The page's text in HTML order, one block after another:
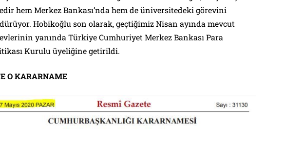
hem Merkez Bankası’nda hem de üniversitedeki görevini
Hobikoğlu son olarak, geçtiğimiz Nisan ayında mevcut
yanında Türkiye Cumhuriyet Merkez Bankası Para
Kurulu üyeliğine getirildi.
O KARARNAME